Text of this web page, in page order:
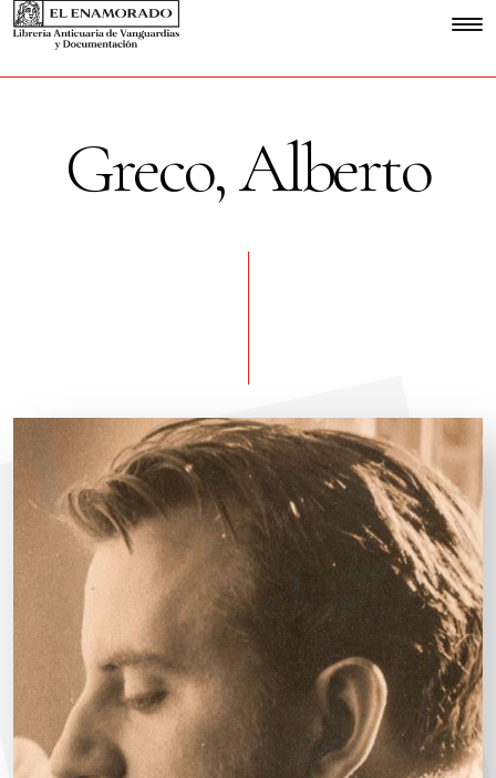
Greco, Alberto